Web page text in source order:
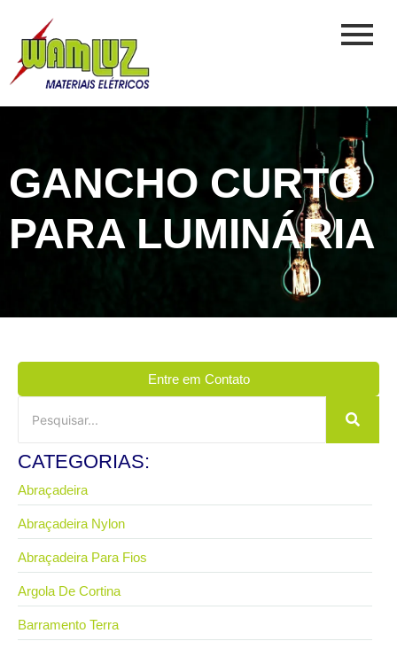
GANCHO CURTO
PARA LUMINÁRIA
Entre em Contato
CATEGORIAS:
Abraçadeira
Abraçadeira Nylon
Abraçadeira Para Fios
Argola De Cortina
Barramento Terra